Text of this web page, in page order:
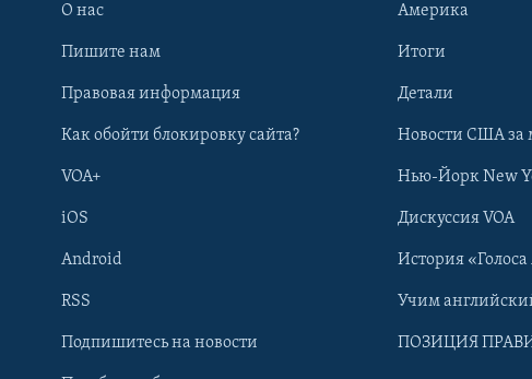
Learning English
О нас
Пишите нам
Правовая информация
Как обойти блокировку сайта?
VOA+
iOS
Android
RSS
Подпишитесь на новости
Америка
Итоги
Детали
Новости США за
Нью-Йорк New
Дискуссия VOA
История
Учим
ПОЗИЦИЯ